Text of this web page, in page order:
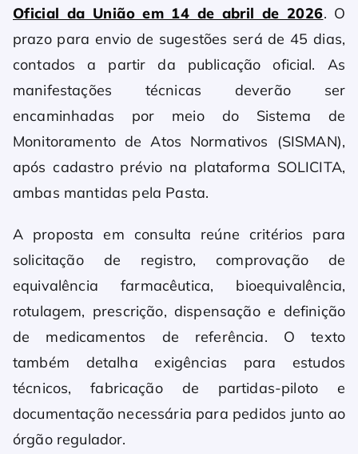
Oficial da União em 14 de abril de 2026. O
prazo para envio de sugestões será de 45 dias,
contados a partir da publicação oficial. As
manifestações técnicas deverão ser
encaminhadas por meio do Sistema de
Monitoramento de Atos Normativos (SISMAN),
após cadastro prévio na plataforma SOLICITA,
ambas mantidas pela Pasta.
A proposta em consulta reúne critérios para
solicitação de registro, comprovação de
equivalência farmacêutica, bioequivalência,
rotulagem, prescrição, dispensação e definição
de medicamentos de referência. O texto
também detalha exigências para estudos
técnicos, fabricação de partidas-piloto e
documentação necessária para pedidos junto ao
órgão regulador.